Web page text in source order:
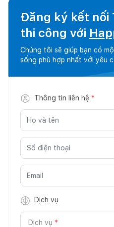
Đăng ký kết nối
thi công với
Chúng tôi sẽ giúp bạn có
sống phù hợp nhất với yêu
Thông tin liên hệ *
Dịch vụ
Dịch vụ *